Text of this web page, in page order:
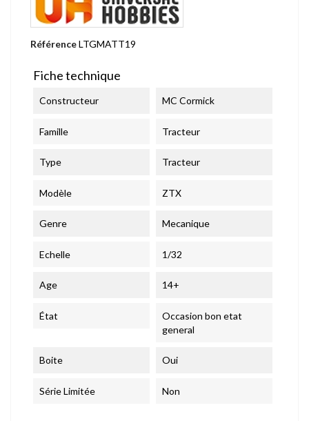
RéférenceLTGMATT19
Fiche technique
Constructeur MC Cormick
Famille Tracteur
Type Tracteur
Modèle ZTX
Genre Mecanique
Echelle 1/32
Age 14+
État
Occasion bon etat
general
Boite Oui
Série Limitée Non